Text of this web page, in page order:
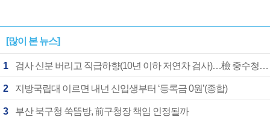
[많이 본 뉴스]
1 검사 신분 버리고 직급하향(10년 이하 저연차 검사)…檢 중수청행 기피
2 지방국립대 이르면 내년 신입생부터 ‘등록금 0원’(종합)
3 부산 북구청 쑥뜸방, 前구청장 책임 인정될까